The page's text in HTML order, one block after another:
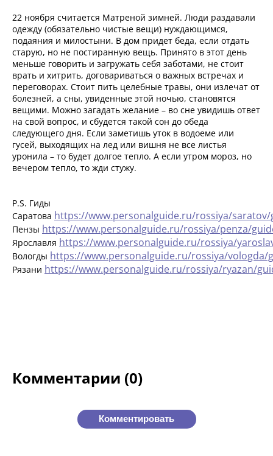
22 ноября считается Матреной зимней. Люди раздавали
одежду (обязательно чистые вещи) нуждающимся,
подаяния и милостыни. В дом придет беда, если отдать
старую, но не постиранную вещь. Принято в этот день
меньше говорить и загружать себя заботами, не стоит
врать и хитрить, договариваться о важных встречах и
переговорах. Стоит пить целебные травы, они излечат от
болезней, а сны, увиденные этой ночью, становятся
вещими. Можно загадать желание – во сне увидишь ответ
на свой вопрос, и сбудется такой сон до обеда
следующего дня. Если заметишь уток в водоеме или
гусей, выходящих на лед или вишня не все листья
уронила – то будет долгое тепло. А если утром мороз, но
вечером тепло, то жди стужу.
P.S. Гиды
Саратова https://www.personalguide.ru/rossiya/saratov/
Пензы https://www.personalguide.ru/rossiya/penza/
Ярославля https://www.personalguide.ru/rossiya/
Вологды https://www.personalguide.ru/rossiya/vologda/
Рязани https://www.personalguide.ru/rossiya/ryazan/
Комментарии (0)
Комментировать